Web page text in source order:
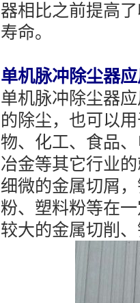
器相比之前提高
寿命。
单机脉冲除尘器
单机脉冲除尘器
的除尘，也可以
物、化工、食品
冶金等其它行业
细微的金属切屑
粉、塑料粉等在
较大的金属切削